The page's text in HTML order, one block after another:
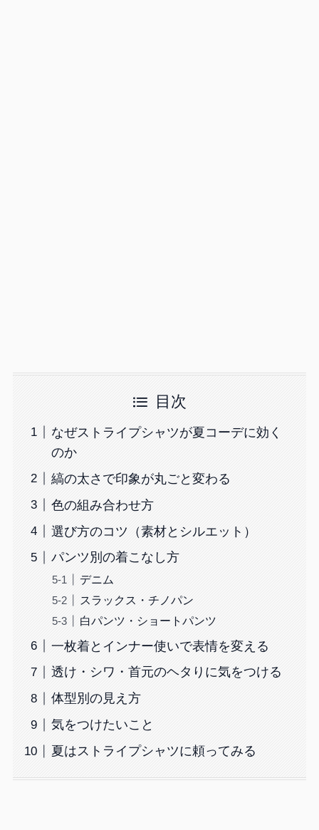
目次
なぜストライプシャツが夏コーデに効く
のか
縞の太さで印象が丸ごと変わる
色の組み合わせ方
選び方のコツ（素材とシルエット）
パンツ別の着こなし方
デニム
スラックス・チノパン
白パンツ・ショートパンツ
一枚着とインナー使いで表情を変える
透け・シワ・首元のヘタりに気をつける
体型別の見え方
気をつけたいこと
夏はストライプシャツに頼ってみる